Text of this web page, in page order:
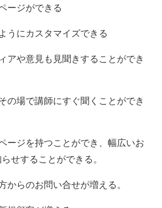
ージができる
にカスタマイズできる
や意見も見聞きすることができ
場で講師にすぐ聞くことができ
ジを持つことができ、幅広いお
せすることができる。
らのお問い合せが増える。